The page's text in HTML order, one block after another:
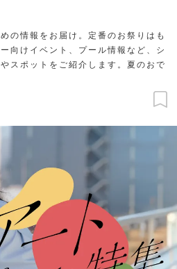
の情報をお届け。定番のお祭りはも
向けイベント、プール情報など、シ
スポットをご紹介します。夏のおで